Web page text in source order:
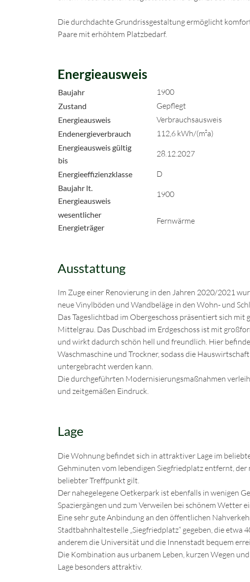
Die durchdachte Grundrissgestaltung ermöglicht
Paare mit erhöhtem Platzbedarf.
Energieausweis
Baujahr 1900
Zustand Gepflegt
Energieausweis Verbrauchsausweis
Endenergieverbrauch 112,6 kWh/(m²a)
Energieausweis gültig
bis
28.12.2027
Energieeffizienzklasse D
Baujahr lt.
Energieausweis
1900
wesentlicher
Energieträger
Fernwärme
Ausstattung
Im Zuge einer Renovierung in den Jahren 2020/2021
neue Vinylböden und Wandbeläge in den Wohn- und
Das Tageslichtbad im Obergeschoss präsentiert sich
Mittelgrau. Das Duschbad im Erdgeschoss ist mit
und wirkt dadurch schön hell und freundlich. Hier
Waschmaschine und Trockner, sodass die
untergebracht werden kann.
Die durchgeführten Modernisierungsmaßnahmen
und zeitgemäßen Eindruck.
Lage
Die Wohnung befindet sich in attraktiver Lage im
Gehminuten vom lebendigen Siegfriedplatz entfernt,
beliebter Treffpunkt gilt.
Der nahegelegene Oetkerpark ist ebenfalls in wenigen
Spaziergängen und zum Verweilen bei schönem Wetter
Eine sehr gute Anbindung an den öffentlichen
Stadtbahnhaltestelle „Siegfriedplatz“ gegeben, die
anderem die Universität und die Innenstadt bequem
Die Kombination aus urbanem Leben, kurzen Wegen
Lage besonders attraktiv.
522 €
58 m² 1
2
Bequem und zentral wohnen in Bielefeld-
Brackwede
33647Bielefeld / Brackwede
...